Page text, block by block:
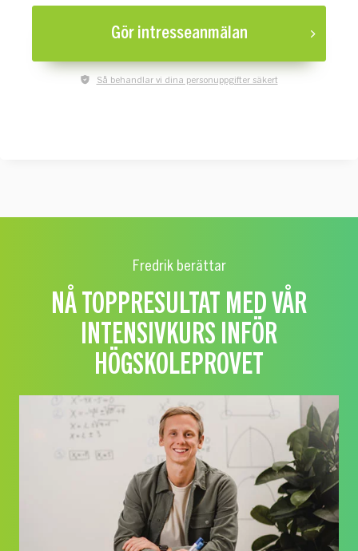
Gör intresseanmälan
Så behandlar vi dina personuppgifter säkert
Fredrik berättar
NÅ TOPPRESULTAT MED VÅR
INTENSIVKURS INFÖR
HÖGSKOLEPROVET